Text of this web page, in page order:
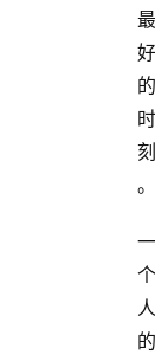
最
好
的
时
刻
。
一
个
人
的